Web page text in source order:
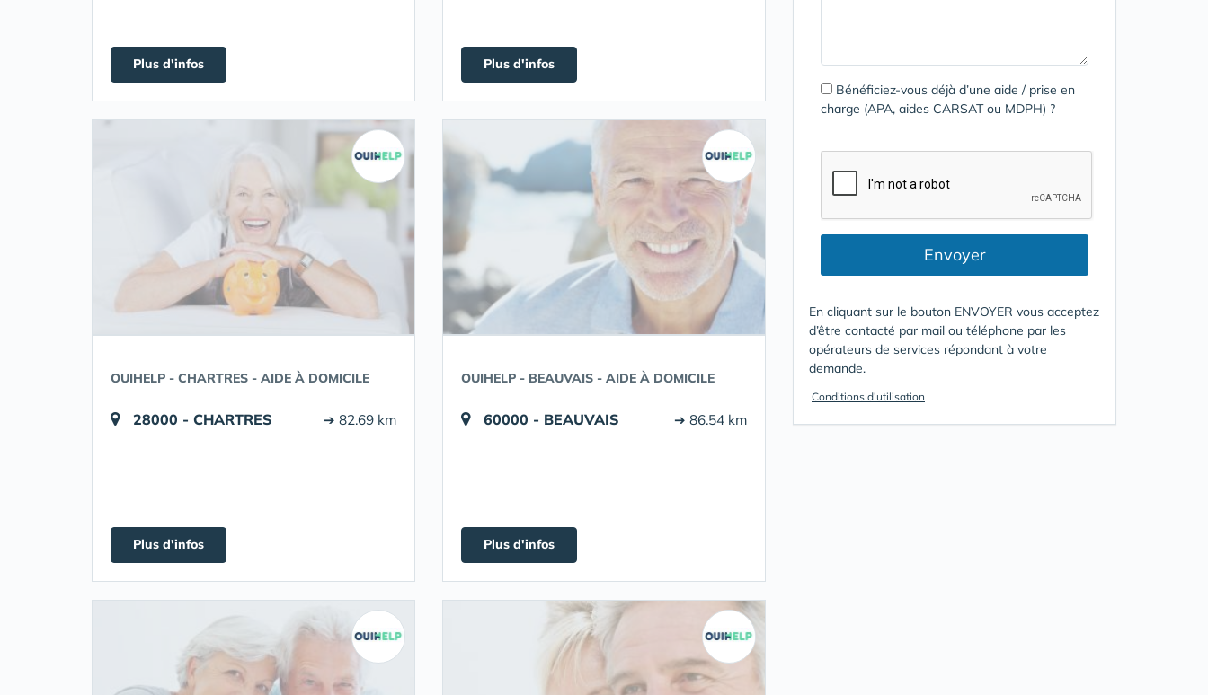
Plus d'infos Plus d'infos
OUIHELP - CHARTRES - AIDE À DOMICILE
28000 - CHARTRES ➔ 82.69 km
Plus d'infos
OUIHELP - BEAUVAIS - AIDE À DOMICILE
60000 - BEAUVAIS ➔ 86.54 km
Plus d'infos
Bénéficiez-vous déjà d’une aide / prise en
charge (APA, aides CARSAT ou MDPH) ?
Envoyer
En cliquant sur le bouton ENVOYER vous acceptez
d’être contacté par mail ou téléphone par les
opérateurs de services répondant à votre
demande.
Conditions d'utilisation